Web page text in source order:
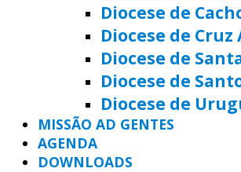
Diocese de
Diocese de Cruz
Diocese de
Diocese de
Diocese de
MISSÃO AD GENTES
AGENDA
DOWNLOADS